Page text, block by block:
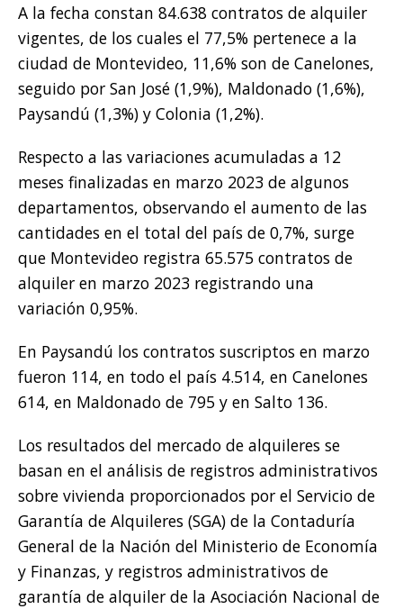
A la fecha constan 84.638 contratos de alquiler
vigentes, de los cuales el 77,5% pertenece a la
ciudad de Montevideo, 11,6% son de Canelones,
seguido por San José (1,9%), Maldonado (1,6%),
Paysandú (1,3%) y Colonia (1,2%).
Respecto a las variaciones acumuladas a 12
meses finalizadas en marzo 2023 de algunos
departamentos, observando el aumento de las
cantidades en el total del país de 0,7%, surge
que Montevideo registra 65.575 contratos de
alquiler en marzo 2023 registrando una
variación 0,95%.
En Paysandú los contratos suscriptos en marzo
fueron 114, en todo el país 4.514, en Canelones
614, en Maldonado de 795 y en Salto 136.
Los resultados del mercado de alquileres se
basan en el análisis de registros administrativos
sobre vivienda proporcionados por el Servicio de
Garantía de Alquileres (SGA) de la Contaduría
General de la Nación del Ministerio de Economía
y Finanzas, y registros administrativos de
garantía de alquiler de la Asociación Nacional de